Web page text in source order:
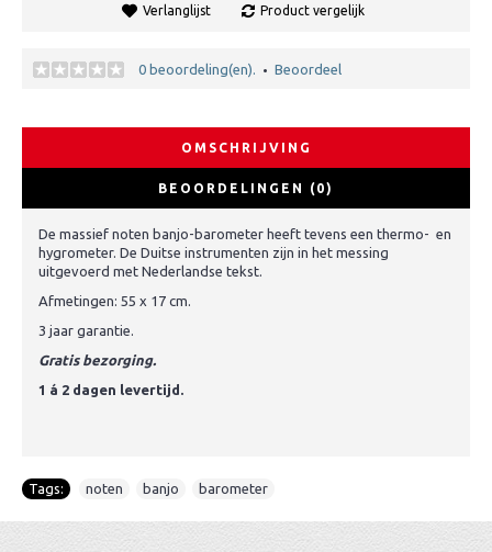
Verlanglijst Product vergelijk
0 beoordeling(en). • Beoordeel
OMSCHRIJVING
BEOORDELINGEN (0)
De massief noten banjo-barometer heeft tevens een thermo- en
hygrometer. De Duitse instrumenten zijn in het messing
uitgevoerd met Nederlandse tekst.
Afmetingen: 55 x 17 cm.
3 jaar garantie.
Gratis bezorging.
1 á 2 dagen levertijd.
Tags: noten banjo barometer